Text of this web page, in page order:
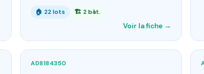
🏠 22 lots 🏗 2 bât.
Voir la fiche →
AD8184350